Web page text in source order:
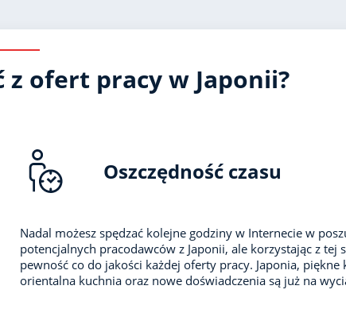
ofert pracy w Japonii?
Oszczędność czasu
Nadal możesz spędzać kolejne godziny w Internecie w
potencjalnych pracodawców z Japonii, ale korzystając z tej
pewność co do jakości każdej oferty pracy. Japonia, piękne
orientalna kuchnia oraz nowe doświadczenia są już na